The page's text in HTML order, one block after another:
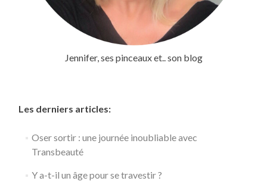
Jennifer, ses pinceaux et.. son blog
Les derniers articles:
Oser sortir : une journée inoubliable avec
Transbeauté
Y a-t-il un âge pour se travestir ?